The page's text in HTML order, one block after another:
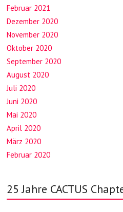
Februar 2021
Dezember 2020
November 2020
Oktober 2020
September 2020
August 2020
Juli 2020
Juni 2020
Mai 2020
April 2020
März 2020
Februar 2020
25 Jahre CACTUS